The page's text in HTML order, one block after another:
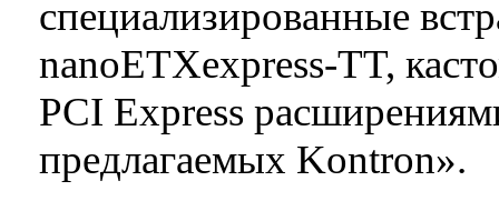
специализированные
nanoETXexpress-TT,
PCI Express
предлагаемых Kontron».